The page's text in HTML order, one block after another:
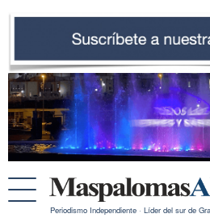
Periodismo Independiente · Líder del sur de